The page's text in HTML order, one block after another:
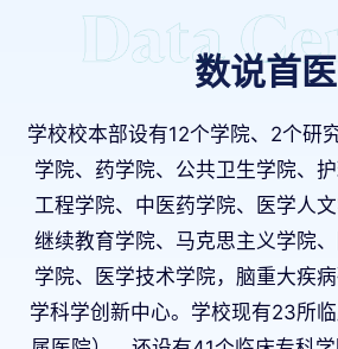
数说首医
学校校本部设有12个学院、2个研
学院、药学院、公共卫生学院、
工程学院、中医药学院、医学人
继续教育学院、马克思主义学院
学院、医学技术学院，脑重大疾
学科学创新中心。学校现有23所